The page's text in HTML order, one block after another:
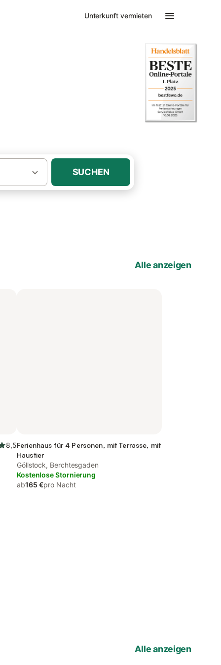
Unterkunft vermieten
SUCHEN
Alle anzeigen
8,5Ferienhaus für 4 Personen, mit Terrasse, mit
Haustier
Göllstock, Berchtesgaden
Kostenlose Stornierung
ab165 €pro Nacht
Alle anzeigen